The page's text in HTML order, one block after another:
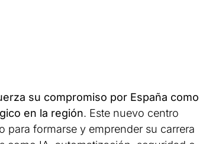
su compromiso por España como
en la región. Este nuevo centro
para formarse y emprender su carrera